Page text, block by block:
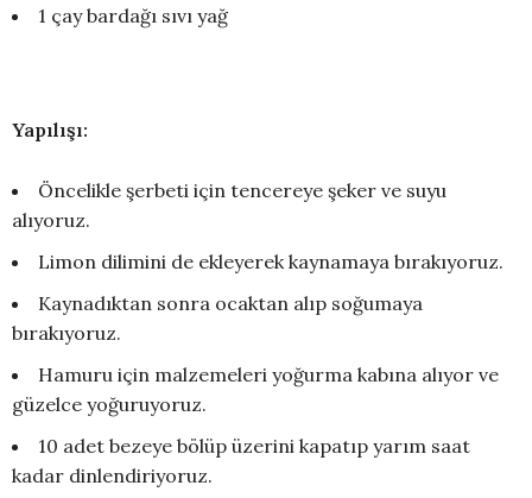
1 çay bardağı sıvı yağ
Yapılışı:
Öncelikle şerbeti için tencereye şeker ve suyu
alıyoruz.
Limon dilimini de ekleyerek kaynamaya bırakıyoruz.
Kaynadıktan sonra ocaktan alıp soğumaya
bırakıyoruz.
Hamuru için malzemeleri yoğurma kabına alıyor ve
güzelce yoğuruyoruz.
10 adet bezeye bölüp üzerini kapatıp yarım saat
kadar dinlendiriyoruz.